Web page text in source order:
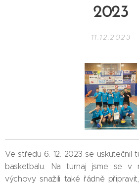
2023
11.12.2023
Ve středu 6. 12. 2023 se uskutečnil
basketbalu. Na turnaj jsme se v
výchovy snažili také řádně